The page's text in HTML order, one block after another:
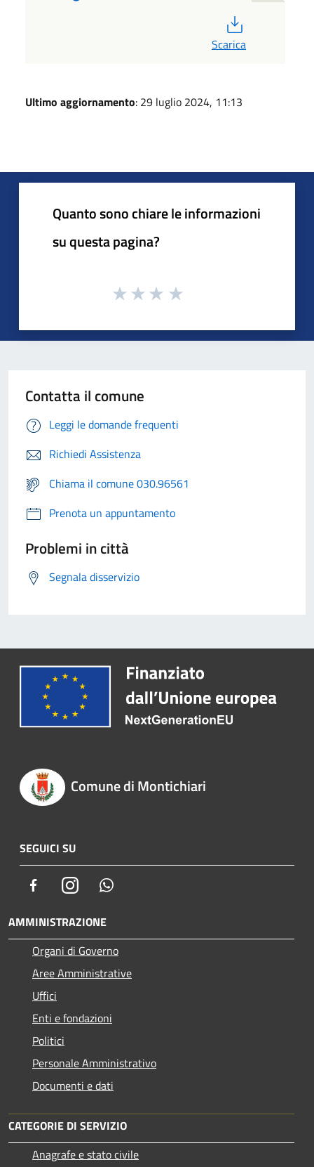
Scarica
Ultimo aggiornamento: 29 luglio 2024, 11:13
Quanto sono chiare le informazioni
su questa pagina?
Contatta il comune
Leggi le domande frequenti
Richiedi Assistenza
Chiama il comune 030.96561
Prenota un appuntamento
Problemi in città
Segnala disservizio
Comune di Montichiari
SEGUICI SU
FacebookInstagram
AMMINISTRAZIONE
Organi di Governo
Aree Amministrative
Uffici
Enti e fondazioni
Politici
Personale Amministrativo
Documenti e dati
CATEGORIE DI SERVIZIO
Anagrafe e stato civile